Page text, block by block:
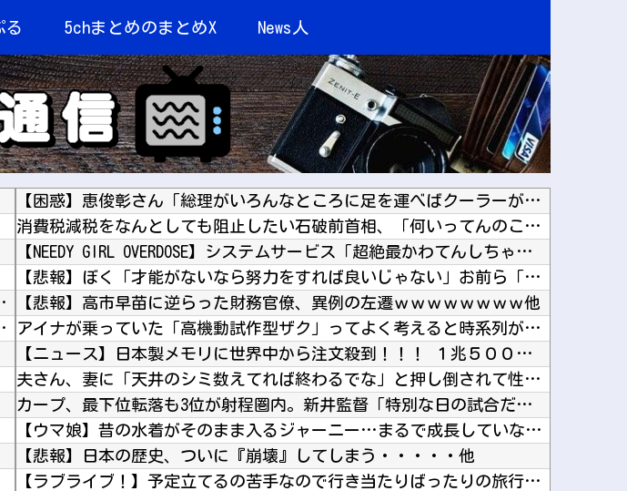
る 5chまとめのまとめX News人
これは現代でも通用...
売スケジュール】
【困惑】恵俊彰さん「総理がいろんなところに足を運べばクーラーが…」・・・・・・・・・他
消費税減税をなんとしても阻止したい石破前首相、「何いってんのこいつ」と有権者をドン引きさせ...
【NEEDY GIRL OVERDOSE】システムサービス「超絶最かわてんしちゃん」プライ...
【悲報】ぼく「才能がないなら努力をすれば良いじゃない」お前ら「努力できるのも才能だよ」他
【悲報】高市早苗に逆らった財務官僚、異例の左遷ｗｗｗｗｗｗｗｗ他
アイナが乗っていた「高機動試作型ザク」ってよく考えると時系列がおかしいな他
【ニュース】日本製メモリに世界中から注文殺到！！！ １兆５０００億円で工場増築へ他
夫さん、妻に「天井のシミ数えてれば終わるでな」と押し倒されて性行為 → 凄いことになるｗｗ...
カープ、最下位転落も3位が射程圏内。新井監督「特別な日の試合だったので負けて悔しい」【反省...
【ウマ娘】昔の水着がそのまま入るジャーニー…まるで成長していない！？他
【悲報】日本の歴史、ついに『崩壊』してしまう・・・・・他
【ラブライブ！】予定立てるの苦手なので行き当たりばったりの旅行しかできません他